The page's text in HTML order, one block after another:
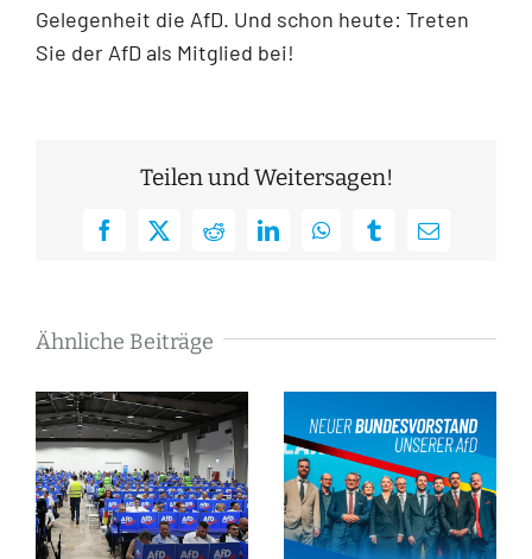
Gelegenheit die AfD. Und schon heute: Treten
Sie der AfD als Mitglied bei!
Teilen und Weitersagen!
Facebook
X RedditLinkedInWhatsAppTumblrE-
Ähnliche Beiträge